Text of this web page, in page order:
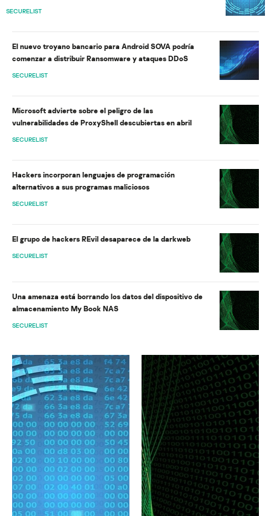
SECURELIST
El nuevo troyano bancario para Android SOVA podría
comenzar a distribuir Ransomware y ataques DDoS
SECURELIST
Microsoft advierte sobre el peligro de las
vulnerabilidades de ProxyShell descubiertas en abril
SECURELIST
Hackers incorporan lenguajes de programación
alternativos a sus programas maliciosos
SECURELIST
El grupo de hackers REvil desaparece de la darkweb
SECURELIST
Una amenaza está borrando los datos del dispositivo de
almacenamiento My Book NAS
SECURELIST